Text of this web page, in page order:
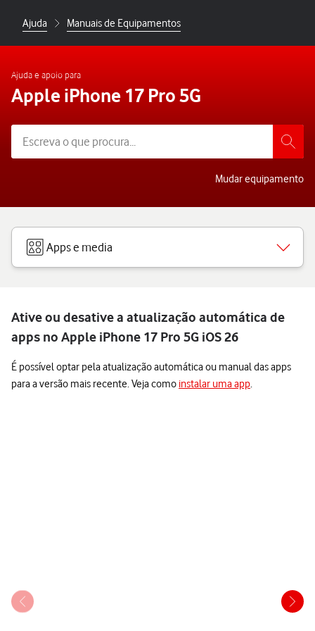
Ajuda Manuais de Equipamentos
Ajuda e apoio para
Apple iPhone 17 Pro 5G
Mudar equipamento
Apps e media
Ative ou desative a atualização automática de
apps no Apple iPhone 17 Pro 5G iOS 26
É possível optar pela atualização automática ou manual das apps
para a versão mais recente. Veja como instalar uma app.